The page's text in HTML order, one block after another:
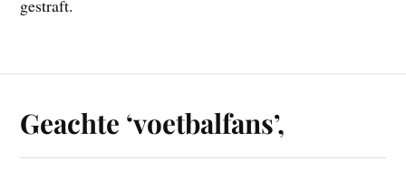
gestraft.
Geachte ‘voetbalfans’,